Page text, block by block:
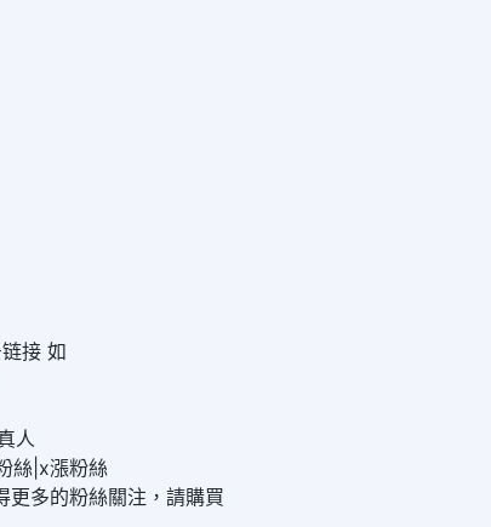
接 如
人
絲|x漲粉絲
更多的粉絲關注，請購買